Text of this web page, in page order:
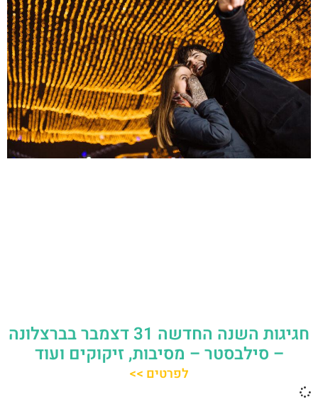
חגיגות השנה החדשה 31 דצמבר בברצלונה
– סילבסטר – מסיבות, זיקוקים ועוד
לפרטים >>